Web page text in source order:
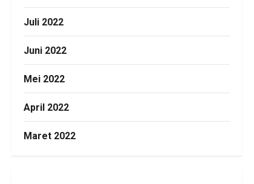
Juli 2022
Juni 2022
Mei 2022
April 2022
Maret 2022